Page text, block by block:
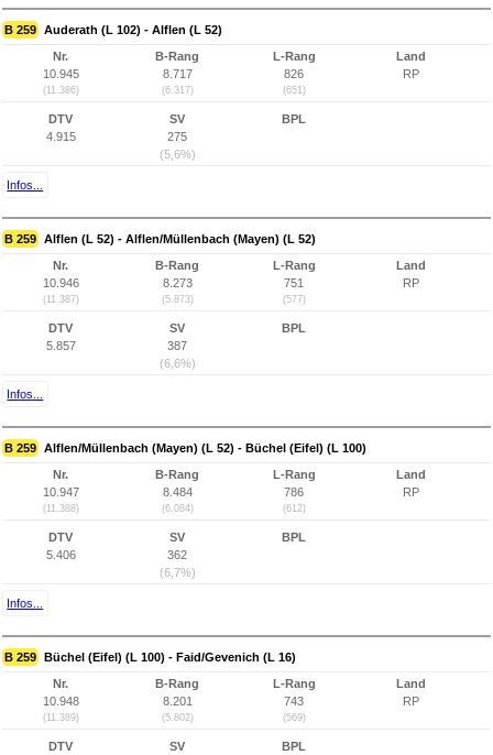
B 259 Auderath (L 102) - Alflen (L 52)
Nr.
10.945
(11.386)
B-Rang
8.717
(6.317)
L-Rang
826
(651)
Land
RP
DTV
4.915
SV
275
(5,6%)
BPL
Infos...
B 259 Alflen (L 52) - Alflen/Müllenbach (Mayen) (L 52)
Nr.
10.946
(11.387)
B-Rang
8.273
(5.873)
L-Rang
751
(577)
Land
RP
DTV
5.857
SV
387
(6,6%)
BPL
Infos...
B 259 Alflen/Müllenbach (Mayen) (L 52) - Büchel (Eifel) (L 100)
Nr.
10.947
(11.388)
B-Rang
8.484
(6.084)
L-Rang
786
(612)
Land
RP
DTV
5.406
SV
362
(6,7%)
BPL
Infos...
B 259 Büchel (Eifel) (L 100) - Faid/Gevenich (L 16)
Nr.
10.948
(11.389)
B-Rang
8.201
(5.802)
L-Rang
743
(569)
Land
RP
DTV
SV
BPL